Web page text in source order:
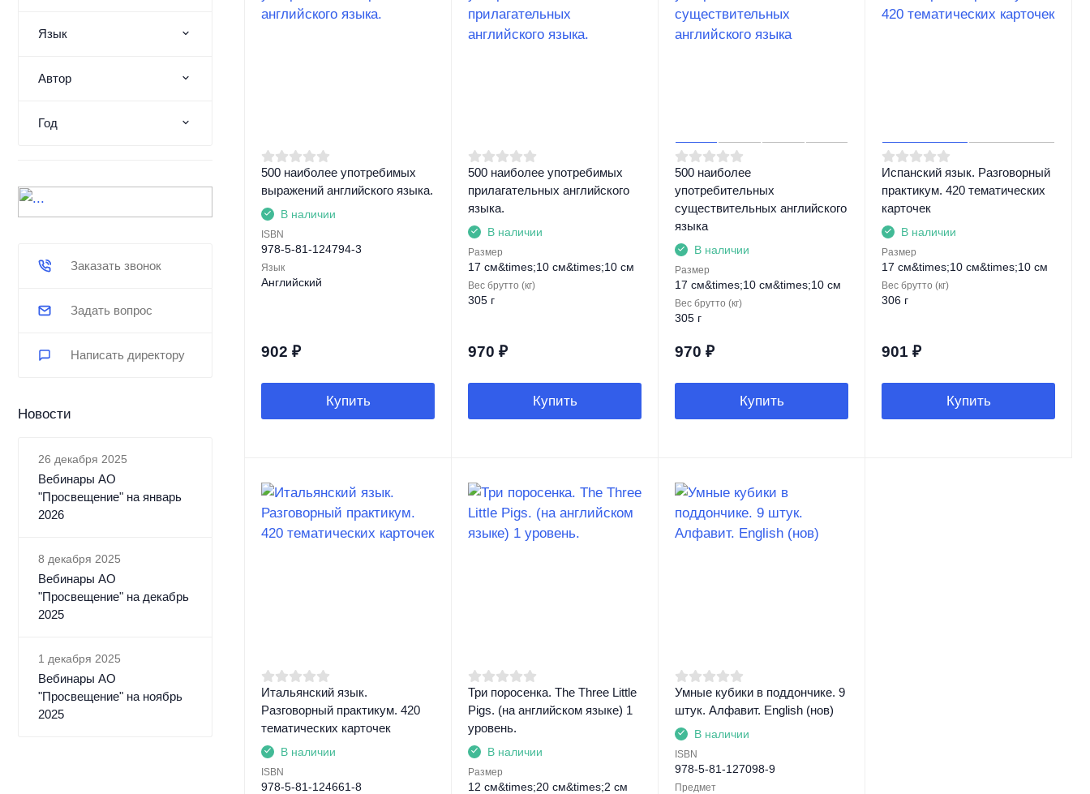
Язык
Автор
Год
Заказать звонок
Задать вопрос
Написать директору
Новости
26 декабря 2025
Вебинары АО
"Просвещение" на январь
2026
8 декабря 2025
Вебинары АО
"Просвещение" на декабрь
2025
1 декабря 2025
Вебинары АО
"Просвещение" на ноябрь
2025
500 наиболее употребимых
выражений английского языка.
В наличии
ISBN
978-5-81-124794-3
Язык
Английский
902 ₽
Купить
500 наиболее употребимых
прилагательных английского
языка.
В наличии
Размер
17 см&times;10 см&times;10 см
Вес брутто (кг)
305 г
970 ₽
Купить
500 наиболее
употребительных
существительных английского
языка
В наличии
Размер
17 см&times;10 см&times;10 см
Вес брутто (кг)
305 г
970 ₽
Купить
Испанский язык. Разговорный
практикум. 420 тематических
карточек
В наличии
Размер
17 см&times;10 см&times;10 см
Вес брутто (кг)
306 г
901 ₽
Купить
Итальянский язык.
Разговорный практикум. 420
тематических карточек
В наличии
ISBN
978-5-81-124661-8
Три поросенка. The Three Little
Pigs. (на английском языке) 1
уровень.
В наличии
Размер
12 см&times;20 см&times;2 см
Умные кубики в поддончике. 9
штук. Алфавит. English (нов)
В наличии
ISBN
978-5-81-127098-9
Предмет